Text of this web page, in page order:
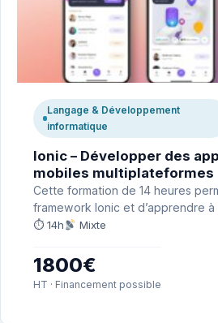
Langage & Développement
informatique
Ionic – Développer des
mobiles multiplateformes
Cette formation de 14 heures
framework Ionic et d’apprendre
applications mobiles…
⏱ 14h Mixte
1800€
HT · Financement possible